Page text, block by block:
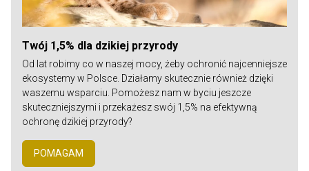
Twój 1,5% dla dzikiej przyrody
Od lat robimy co w naszej mocy, żeby ochronić najcenniejsze
ekosystemy w Polsce. Działamy skutecznie również dzięki
waszemu wsparciu. Pomożesz nam w byciu jeszcze
skuteczniejszymi i przekażesz swój 1,5% na efektywną
ochronę dzikiej przyrody?
POMAGAM